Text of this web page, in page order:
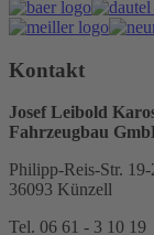
Consent
Kontakt
Josef Leibold
Fahrzeugbau
Philipp-Reis-Str. 19-
36093 Künzell
Tel. 06 61 - 3 10 19